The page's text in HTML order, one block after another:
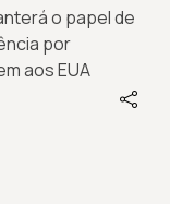
o papel de
por
aos EUA